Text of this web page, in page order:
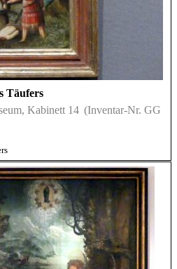
Täufers
Kabinett 14 (Inventar-Nr. GG